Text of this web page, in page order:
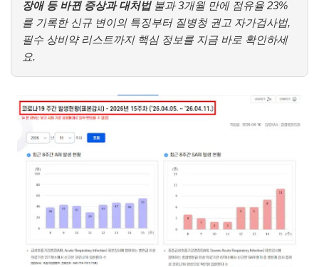
장애 등 바뀐 증상과 대처법불과 3개월 만에 점유율 23%
를 기록한 신규 변이의 특징부터 질병청 권고 자가검사법,
필수 상비약 리스트까지 핵심 정보를 지금 바로 확인하세
요.